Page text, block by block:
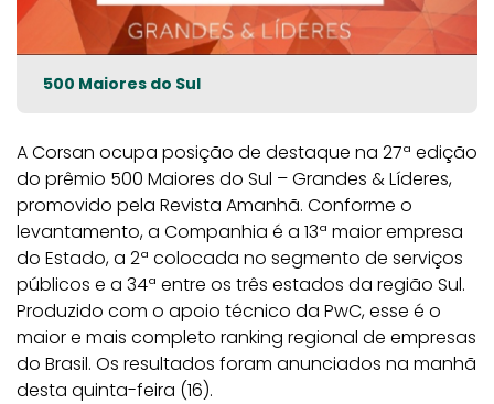
500 Maiores do Sul
A Corsan ocupa posição de destaque na 27ª edição
do prêmio 500 Maiores do Sul – Grandes & Líderes,
promovido pela Revista Amanhã. Conforme o
levantamento, a Companhia é a 13ª maior empresa
do Estado, a 2ª colocada no segmento de serviços
públicos e a 34ª entre os três estados da região Sul.
Produzido com o apoio técnico da PwC, esse é o
maior e mais completo ranking regional de empresas
do Brasil. Os resultados foram anunciados na manhã
desta quinta-feira (16).